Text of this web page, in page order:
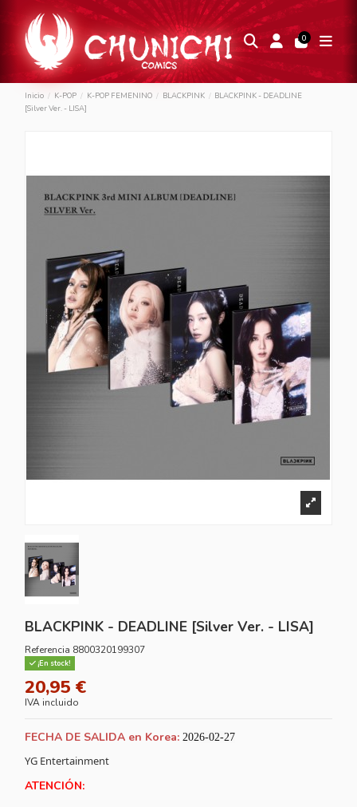
0
Inicio K-POP K-POP FEMENINO BLACKPINK
BLACKPINK - DEADLINE
[Silver Ver. - LISA]
BLACKPINK - DEADLINE [Silver Ver. - LISA]
Referencia 8800320199307
¡En stock!
20,95 €
IVA incluido
FECHA DE SALIDA en Korea: 2026-02-27
YG Entertainment
ATENCIÓN: